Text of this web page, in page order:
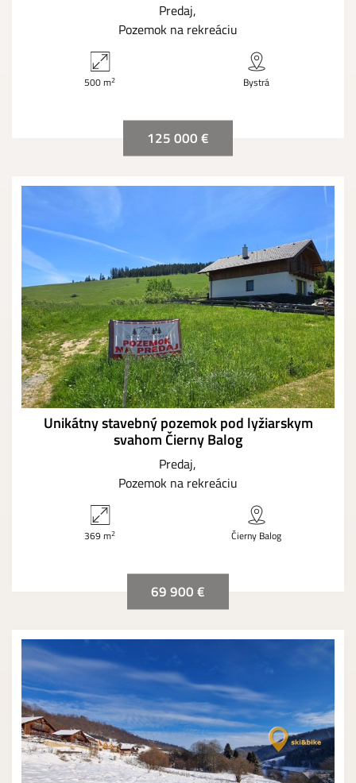
Predaj
Pozemok na rekreáciu
500 m2 Bystrá
125 000 €
Unikátny stavebný pozemok pod lyžiarskym
svahom Čierny Balog
Predaj
Pozemok na rekreáciu
369 m2 Čierny Balog
69 900 €